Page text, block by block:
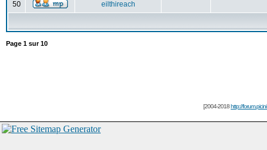
50 eilthireach
Page 1 sur10
[2004-2018http://